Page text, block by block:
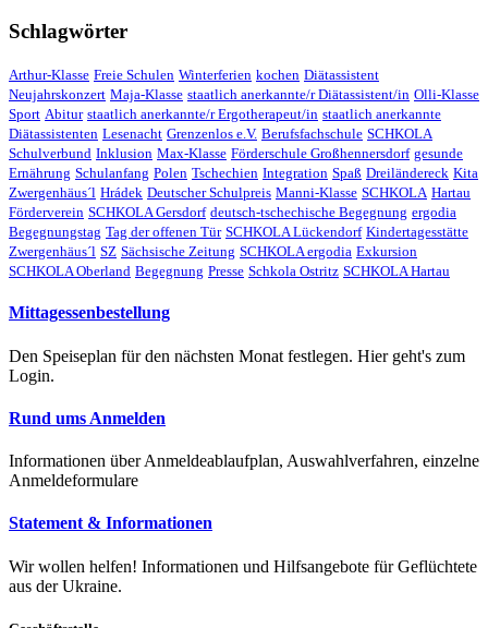
Schlagwörter
Arthur-Klasse Freie Schulen Winterferien kochen Diätassistent
Neujahrskonzert Maja-Klasse staatlich anerkannte/r Diätassistent/in Olli-Klasse
Sport Abitur staatlich anerkannte/r Ergotherapeut/in staatlich anerkannte
Diätassistenten Lesenacht Grenzenlos e.V. Berufsfachschule SCHKOLA
Schulverbund Inklusion Max-Klasse Förderschule Großhennersdorf gesunde
Ernährung Schulanfang Polen Tschechien Integration Spaß Dreiländereck Kita
Zwergenhäus´l Hrádek Deutscher Schulpreis Manni-Klasse SCHKOLA Hartau
Förderverein SCHKOLA Gersdorf deutsch-tschechische Begegnung ergodia
Begegnungstag Tag der offenen Tür SCHKOLA Lückendorf Kindertagesstätte
Zwergenhäus´l SZ Sächsische Zeitung SCHKOLA ergodia Exkursion
SCHKOLA Oberland Begegnung Presse Schkola Ostritz SCHKOLA Hartau
Mittagessenbestellung
Den Speiseplan für den nächsten Monat festlegen. Hier geht's zum
Login.
Rund ums Anmelden
Informationen über Anmeldeablaufplan, Auswahlverfahren, einzelne
Anmeldeformulare
Statement & Informationen
Wir wollen helfen! Informationen und Hilfsangebote für Geflüchtete
aus der Ukraine.